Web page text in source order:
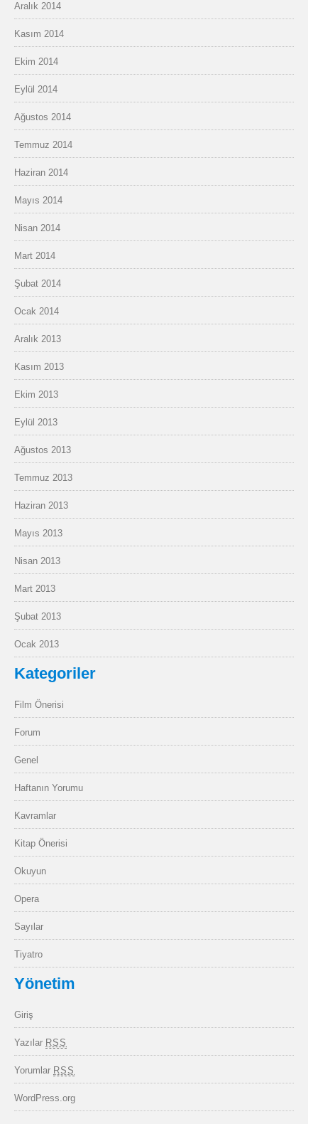
Aralık 2014
Kasım 2014
Ekim 2014
Eylül 2014
Ağustos 2014
Temmuz 2014
Haziran 2014
Mayıs 2014
Nisan 2014
Mart 2014
Şubat 2014
Ocak 2014
Aralık 2013
Kasım 2013
Ekim 2013
Eylül 2013
Ağustos 2013
Temmuz 2013
Haziran 2013
Mayıs 2013
Nisan 2013
Mart 2013
Şubat 2013
Ocak 2013
Kategoriler
Film Önerisi
Forum
Genel
Haftanın Yorumu
Kavramlar
Kitap Önerisi
Okuyun
Opera
Sayılar
Tiyatro
Yönetim
Giriş
Yazılar RSS
Yorumlar RSS
WordPress.org